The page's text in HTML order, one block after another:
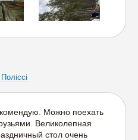
Можно поехать
Великолепная
стол очень